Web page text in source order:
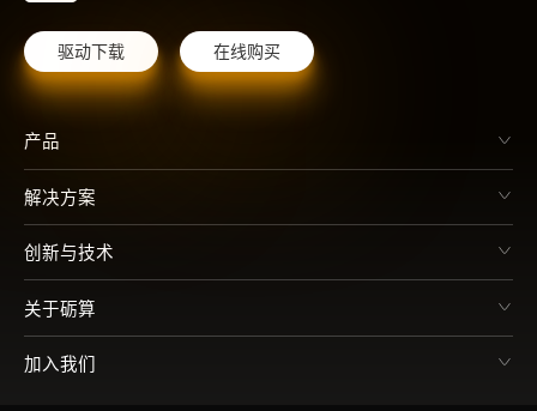
驱动下载 在线购买
产品
解决方案
创新与技术
关于砺算
加入我们